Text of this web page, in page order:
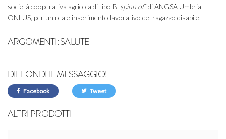
società cooperativa agricola di tipo B, spinn offdi ANGSA Umbria
ONLUS, per un reale inserimento lavorativo del ragazzo disabile.
ARGOMENTI:SALUTE
DIFFONDI IL MESSAGGIO!
Facebook Tweet
ALTRI PRODOTTI